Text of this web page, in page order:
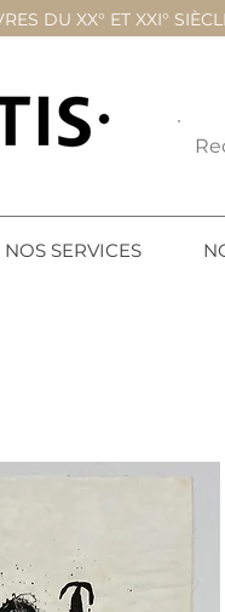
DU XX° ET XXI°
NOS SERVICES